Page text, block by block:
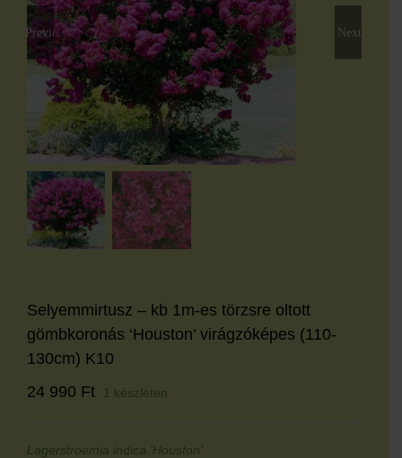
Previous Next
Selyemmirtusz – kb 1m-es törzsre oltott
gömbkoronás ‘Houston’ virágzóképes (110-
130cm) K10
24 990 Ft 1 készleten
Lagerstroemia indica ‘Houston’